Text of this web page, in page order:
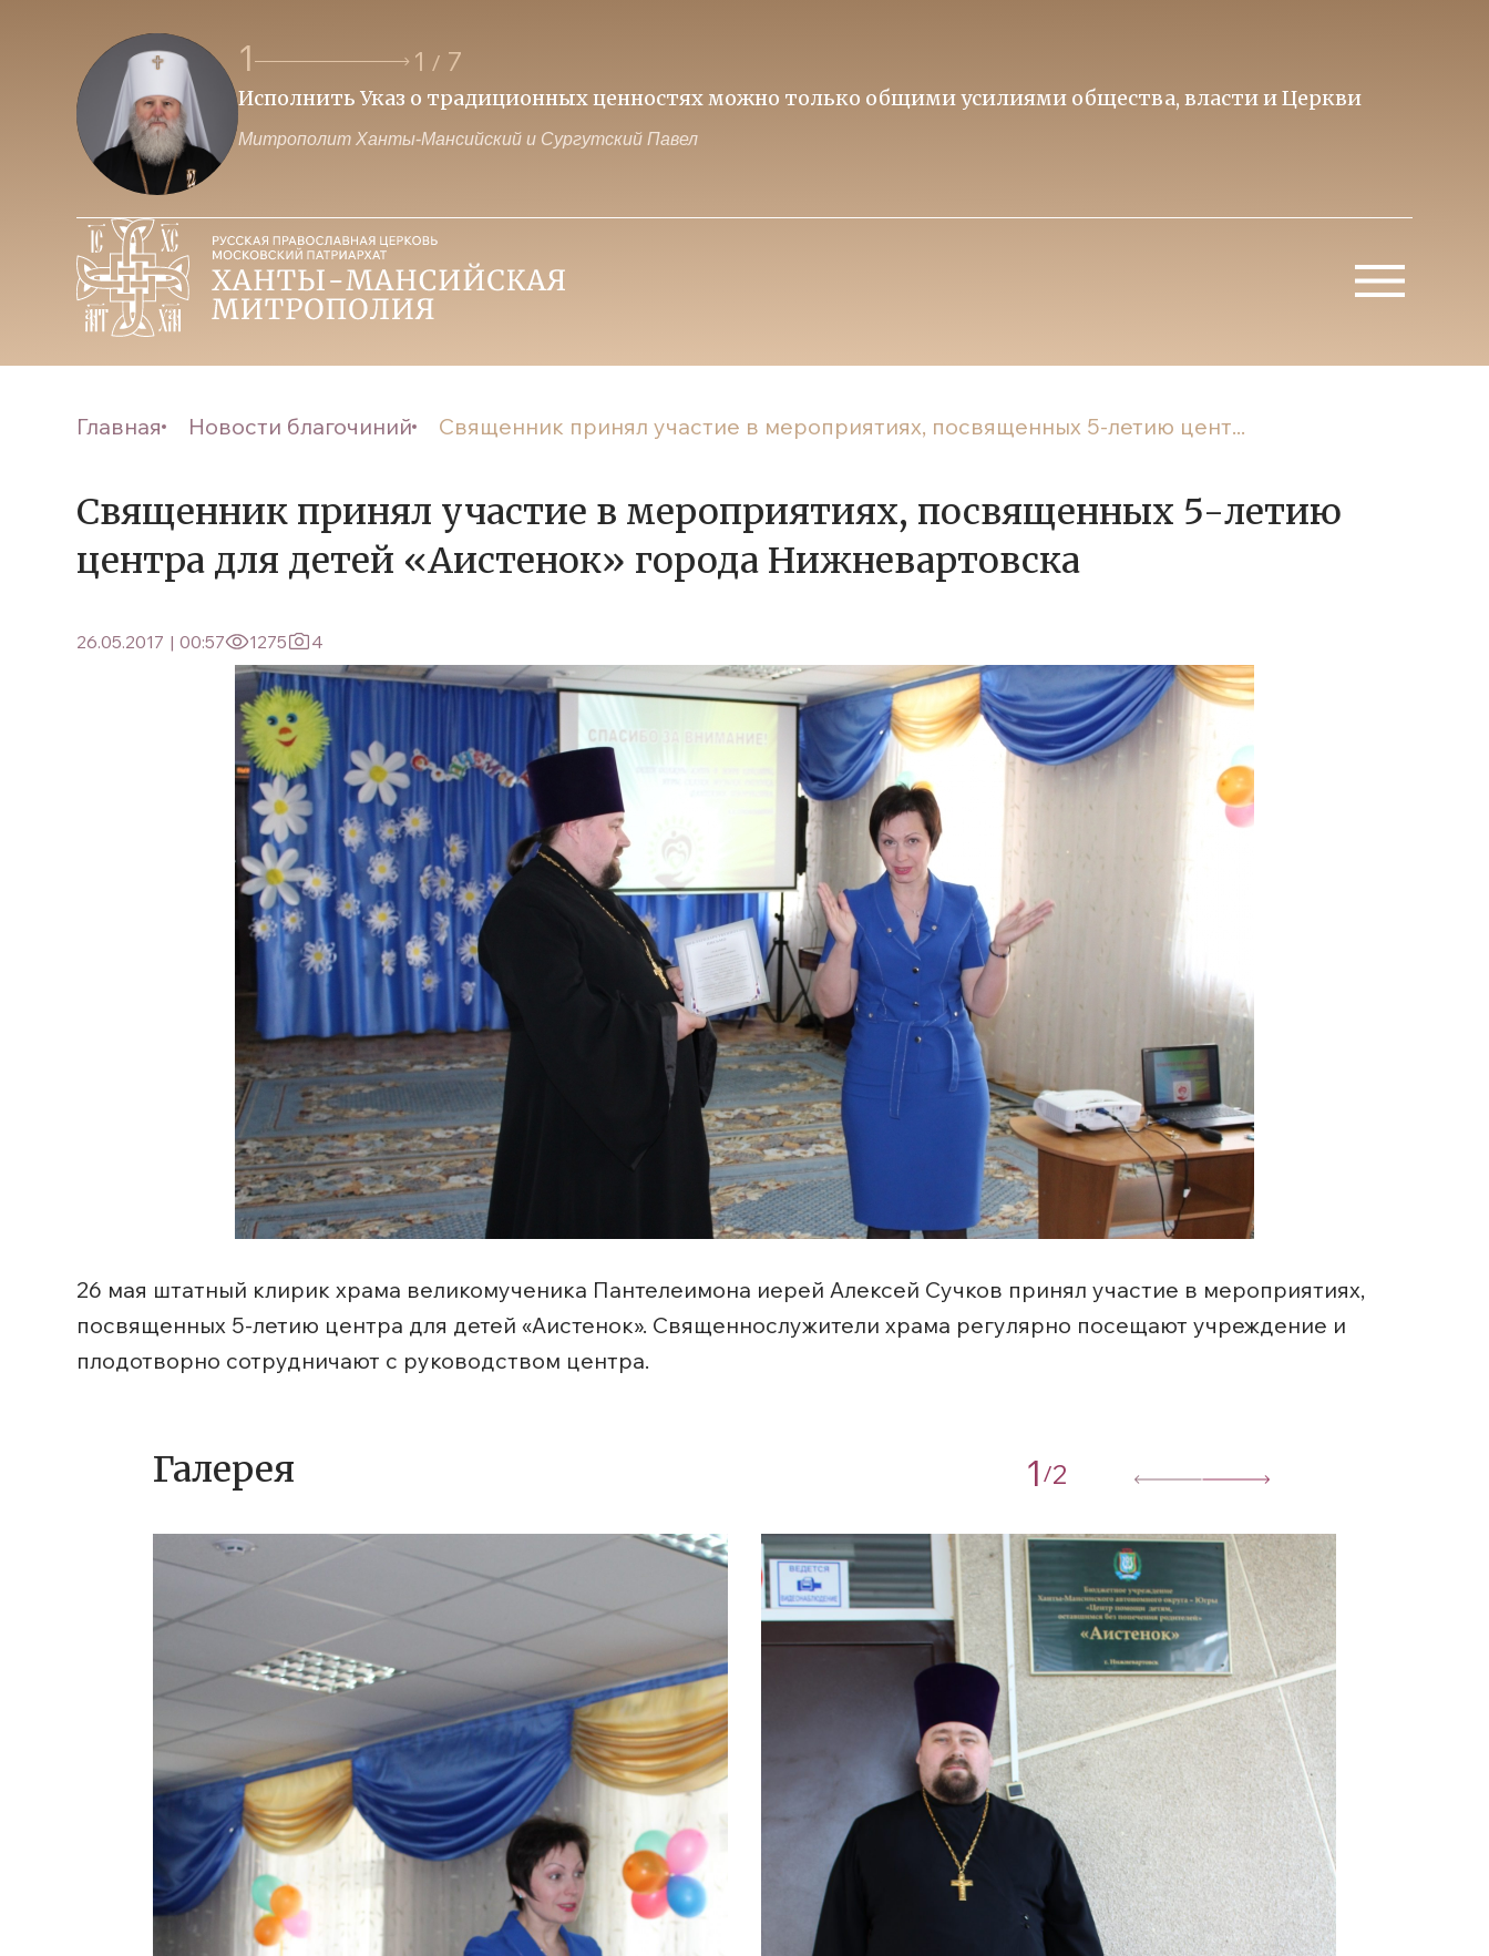
1 1 / 7
Исполнить Указ о традиционных ценностях можно только общими усилиями общества, власти и Церкви
Митрополит Ханты-Мансийский и Сургутский Павел
Главная Новости благочиний Священник принял участие в мероприятиях, посвященных 5-летию цент...
Священник принял участие в мероприятиях, посвященных 5-летию
центра для детей «Аистенок» города Нижневартовска
26.05.2017 | 00:57 1275 4
26 мая штатный клирик храма великомученика Пантелеимона иерей Алексей Сучков принял участие в мероприятиях,
посвященных 5-летию центра для детей «Аистенок». Священнослужители храма регулярно посещают учреждение и
плодотворно сотрудничают с руководством центра.
Галерея 1 /2